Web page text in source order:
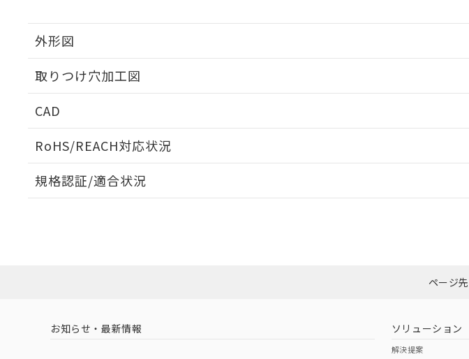
外形図
取りつけ穴加工図
CAD
RoHS/REACH対応状況
EU RoHS 注意事項・凡例
ダウンロードはこちら
中国 RoHS 注意事項・凡例
規格認証/適合状況
ページ
お知らせ・最新情報 ソリューション
解決提案